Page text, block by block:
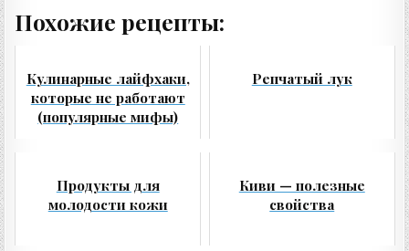
Похожие рецепты:
Кулинарные лайфхаки,
которые не работают
(популярные мифы)
Репчатый лук
Продукты для
молодости кожи
Киви — полезные
свойства